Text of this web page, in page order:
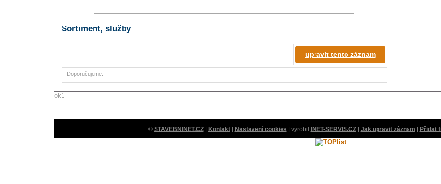
Sortiment, služby
upravit tento záznam
Doporučujeme:
ok1
© STAVEBNINET.CZ| Kontakt| Nastavení cookies | vyrobil INET-SERVIS.CZ| Jak upravit záznam Přidat